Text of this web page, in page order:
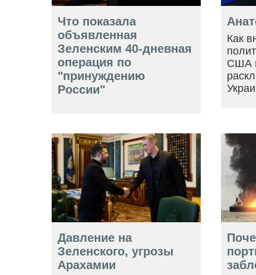
Что показала
объявленная
Зеленским 40-дневная
операция по
"принуждению
России"
Как
США
Давление на
Зеленского, угрозы
Арахамии